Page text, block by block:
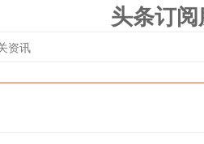
头条订